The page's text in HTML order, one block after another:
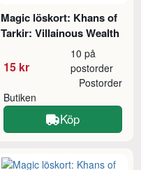
Magic löskort: Khans of
Tarkir: Villainous Wealth
15 kr
10 på
postorder
Butiken
Postorder
Köp